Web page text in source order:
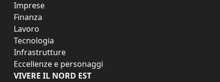
Imprese
Finanza
Lavoro
Tecnologia
Infrastrutture
Eccellenze e personaggi
VIVERE IL NORD EST